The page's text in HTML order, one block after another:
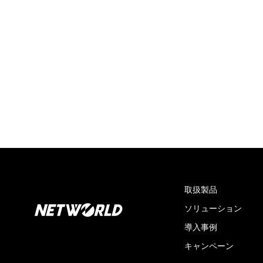
取扱製品
ソリューション
導入事例
キャンペーン